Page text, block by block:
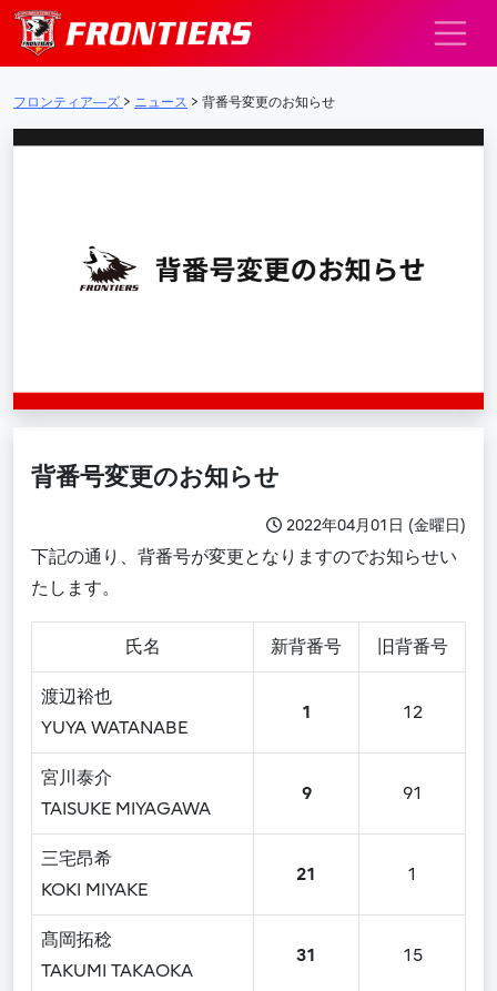
メインナビゲーション
フロンティア―ズ > ニュース > 背番号変更のお知らせ
背番号変更のお知らせ
2022年04月01日 (金曜日)
下記の通り、背番号が変更となりますのでお知らせい
たします。
氏名 新背番号 旧背番号
渡辺裕也
YUYA WATANABE
1 12
宮川泰介
TAISUKE MIYAGAWA
9 91
三宅昂希
KOKI MIYAKE
21 1
髙岡拓稔
TAKUMI TAKAOKA
31 15